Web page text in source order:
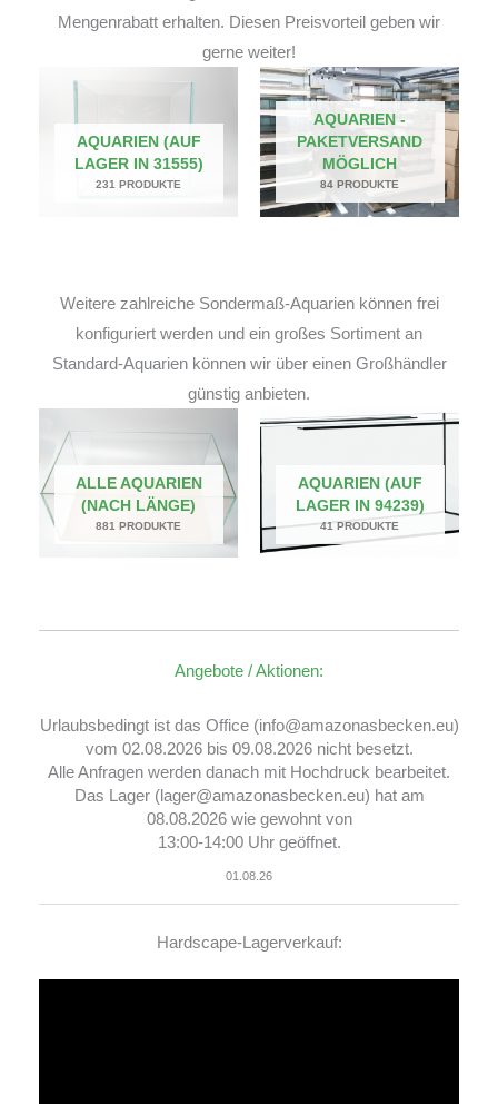
Mengenrabatt erhalten. Diesen Preisvorteil geben wir
gerne weiter!
AQUARIEN (AUF
LAGER IN 31555)
231 PRODUKTE
AQUARIEN -
PAKETVERSAND
MÖGLICH
84 PRODUKTE
Weitere zahlreiche Sondermaß-Aquarien können frei
konfiguriert werden und ein großes Sortiment an
Standard-Aquarien können wir über einen Großhändler
günstig anbieten.
ALLE AQUARIEN
(NACH LÄNGE)
881 PRODUKTE
AQUARIEN (AUF
LAGER IN 94239)
41 PRODUKTE
Angebote / Aktionen:
Urlaubsbedingt ist das Office (info@amazonasbecken.eu)
vom 02.08.2026 bis 09.08.2026 nicht besetzt.
Alle Anfragen werden danach mit Hochdruck bearbeitet.
Das Lager (lager@amazonasbecken.eu) hat am
08.08.2026 wie gewohnt von
13:00-14:00 Uhr geöffnet.
01.08.26
Hardscape-Lagerverkauf: